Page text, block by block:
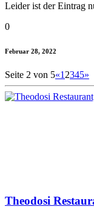
Leider ist der Eintrag
0
Februar 28, 2022
Seite 2 von 5«12345»
Theodosi